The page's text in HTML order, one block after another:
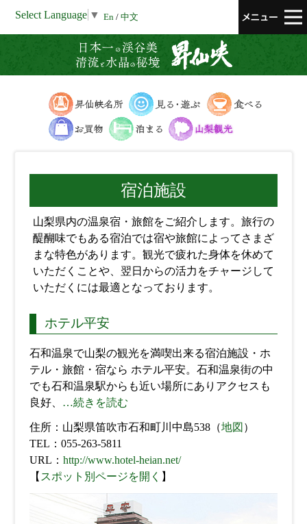
Select Language ▼ En / 中文
昇仙峡の名所 見る・遊ぶ
お買い物 泊まる
宿泊施設
山梨県内の温泉宿・旅館をご紹介します。旅行の
醍醐味でもある宿泊では宿や旅館によってさまざ
まな特色があります。観光で疲れた身体を休めて
いただくことや、翌日からの活力をチャージして
いただくには最適となっております。
ホテル平安
石和温泉で山梨の観光を満喫出来る宿泊施設・ホ
テル・旅館・宿なら ホテル平安。石和温泉街の中
でも石和温泉駅からも近い場所にありアクセスも
良好、 …続きを読む
住所：山梨県笛吹市石和町川中島538（地図 ）
TEL：055-263-5811
URL： http://www.hotel-heian.net/
【 スポット別ページを開く 】